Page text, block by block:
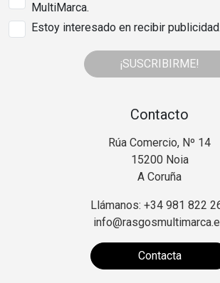
MultiMarca.
Estoy interesado en recibir publicidad.
¡SUSCRIBIRME!
Contacto
Rúa Comercio, Nº 14
15200 Noia
A Coruña
Llámanos: +34 981 822
Contacta